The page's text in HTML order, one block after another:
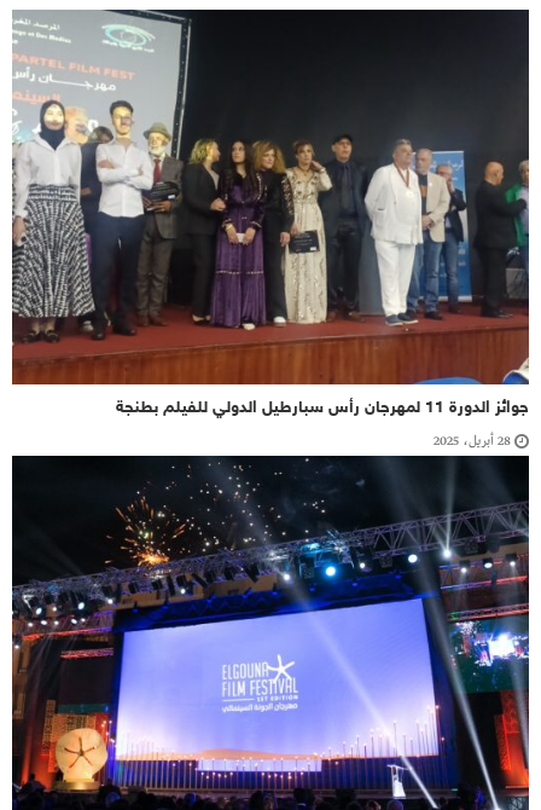
جوائز الدورة 11 لمهرجان رأس سبارطيل الدولي للفيلم بطنجة
28 أبريل، 2025